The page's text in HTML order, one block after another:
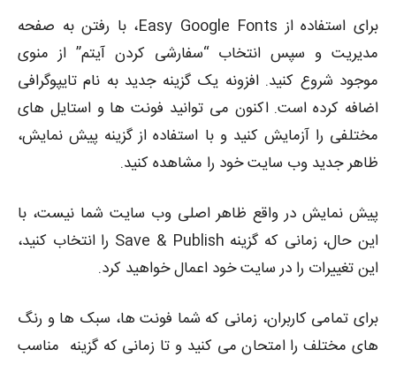
برای استفاده از Easy Google Fonts، با رفتن به صفحه
مدیریت و سپس انتخاب “سفارشی کردن آیتم” از منوی
موجود شروع کنید. افزونه یک گزینه جدید به نام تایپوگرافی
اضافه کرده است. اکنون می توانید فونت ها و استایل های
مختلفی را آزمایش کنید و با استفاده از گزینه پیش نمایش،
ظاهر جدید وب سایت خود را مشاهده کنید.
پیش نمایش در واقع ظاهر اصلی وب سایت شما نیست، با
این حال، زمانی که گزینه Save & Publish را انتخاب کنید،
این تغییرات را در سایت خود اعمال خواهید کرد.
برای تمامی کاربران، زمانی که شما فونت ها، سبک ها و رنگ
های مختلف را امتحان می کنید و تا زمانی که گزینه مناسب